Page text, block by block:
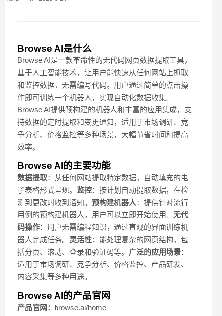
Browse AI是什么
Browse AI是一款革命性的无代码网页数据提取工具，
基于人工智能技术，让用户能快速从任何网站上抓取
和监控数据，无需编写代码。用户通过简单的点击操
作即可训练一个机器人，实现自动化数据收集。
Browse AI提供预构建的机器人和丰富的应用集成，支
持数据的定时提取和变更通知，适用于市场调研、竞
争分析、价格监控等多种场景，大幅节省时间和提高
效率。
Browse AI的主要功能
数据提取：从任何网站提取特定数据，自动填充的电
子表格形式呈现。 监控：按计划自动提取数据，在检
测到更改时收到通知。 预构建机器人：提供针对流行
用例的预构建机器人，用户可以立即开始使用。 无代
码操作：用户无需编程知识，通过直观的界面训练机
器人完成任务。 灵活性：能处理复杂的网页结构，包
括分页、滚动、登录和验证码等。 广泛的应用场景：
适用于市场调研、竞争分析、价格监控、产品研发、
内容采集等多种用途。
Browse AI的产品官网
产品官网： browse.ai/home